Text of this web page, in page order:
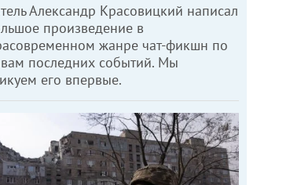
Александр Красовицкий написал
произведение в
жанре чат-фикшн по
последних событий. Мы
его впервые.